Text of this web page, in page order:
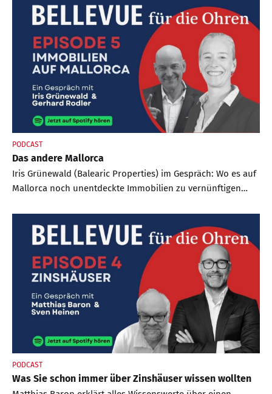
PODCAST
Das andere Mallorca
Iris Grünewald (Balearic Properties) im Gespräch: Wo es auf
Mallorca noch unentdeckte Immobilien zu vernünftigen
warten sollte.
PODCAST
Was Sie schon immer über Zinshäuser wissen wollten